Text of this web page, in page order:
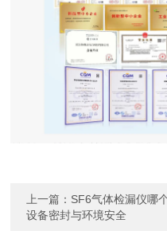
上一篇： SF6气体检漏仪哪
设备密封与环境安全